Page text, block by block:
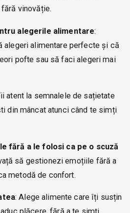
vinovăție.
alegerile alimentare:
alegeri alimentare perfecte și că
pofte sau să faci alegeri mai
atent la semnalele de sațietate
din mâncat atunci când te simți
fără a le folosi ca pe o scuză
să gestionezi emoțiile fără a
metodă de confort.
: Alege alimente care îți susțin